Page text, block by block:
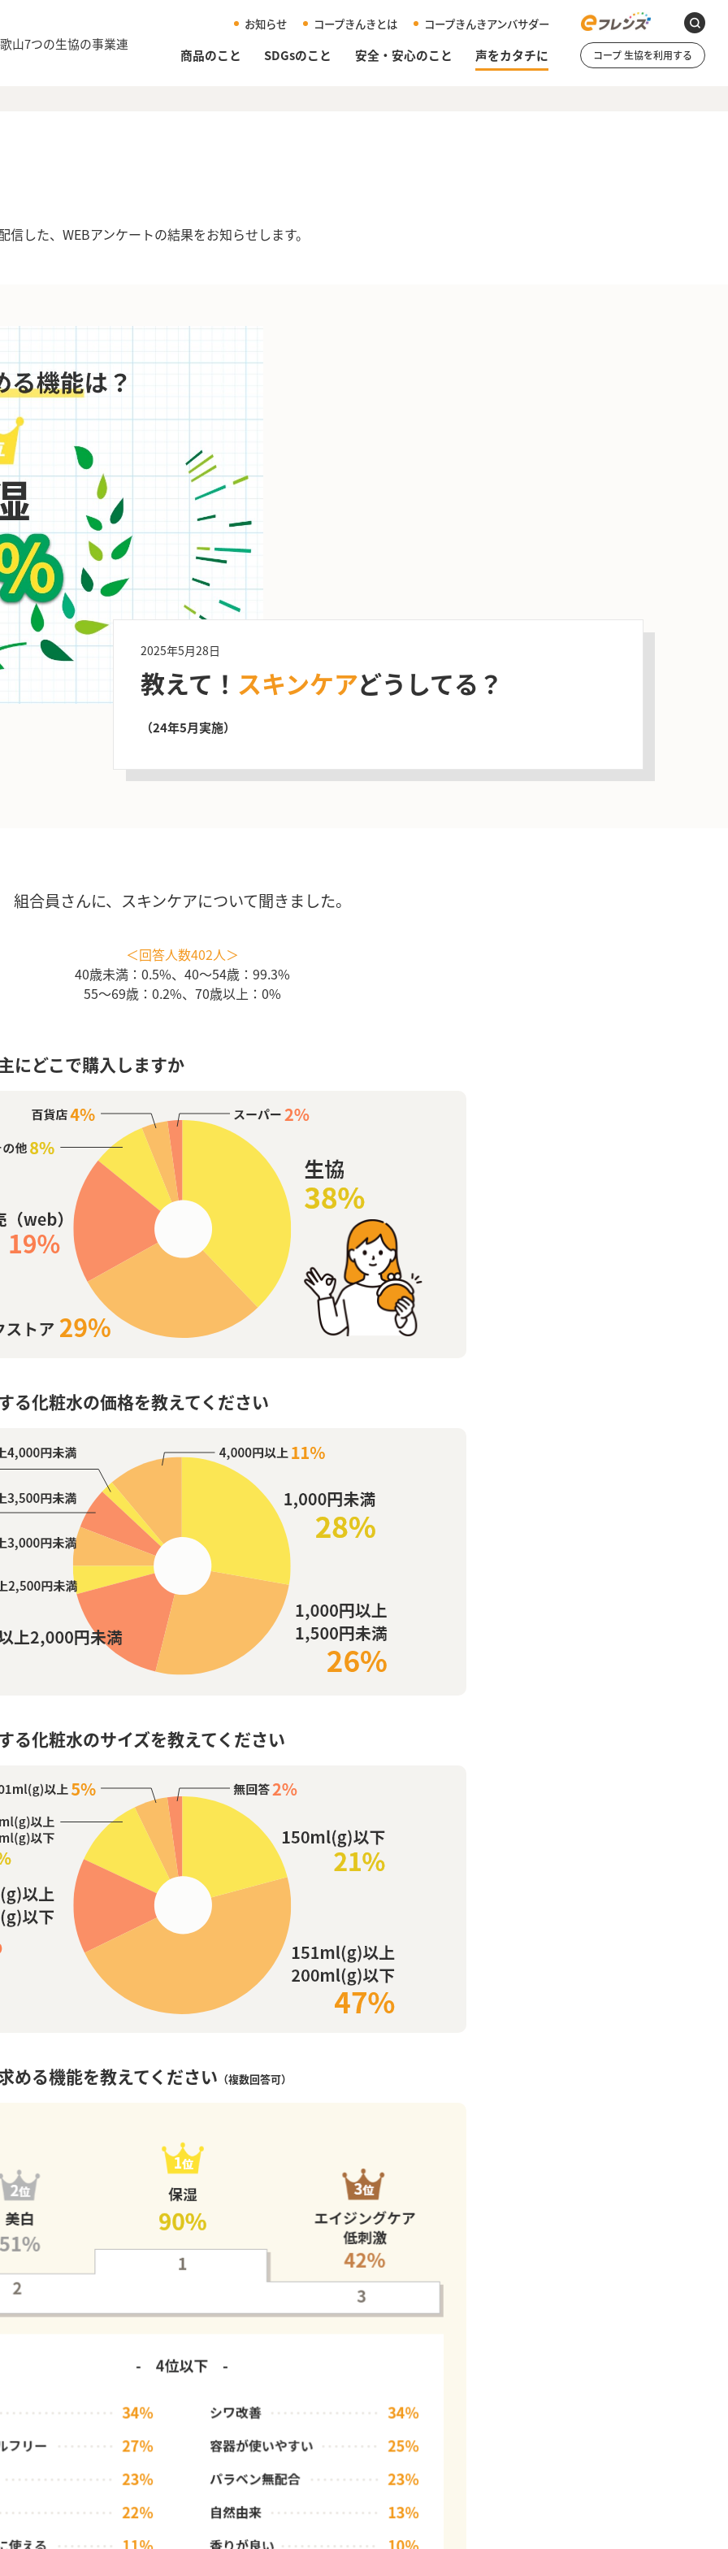
山7つの生協の事業連
お知らせ コープきんきとは コープきんきアンバサダー
商品のこと SDGsのこと 安全・安心のこと 声をカタチに コープ 生協を利用する
した、WEBアンケートの結果をお知らせします。
2025年5月28日
教えて！ スキンケアどうしてる？
（24年5月実施）
組合員さんに、 スキンケアについて聞きました。
＜回答人数402人＞
40歳未満：0.5%、40～54歳：99.3%
55～69歳：0.2%、70歳以上：0%
にどこで購入しますか
る化粧水の価格を教えてください
る化粧水のサイズを教えてください
める機能を教えてください （複数回答可）